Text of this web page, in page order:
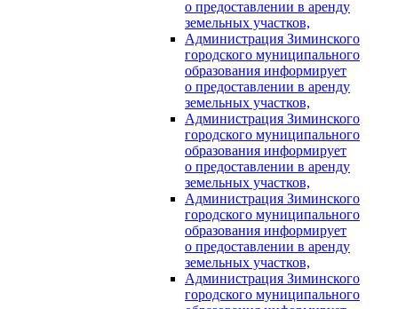
о предоставлении в аренду
земельных участков,
Администрация Зиминского
городского муниципального
образования информирует
о предоставлении в аренду
земельных участков,
Администрация Зиминского
городского муниципального
образования информирует
о предоставлении в аренду
земельных участков,
Администрация Зиминского
городского муниципального
образования информирует
о предоставлении в аренду
земельных участков,
Администрация Зиминского
городского муниципального